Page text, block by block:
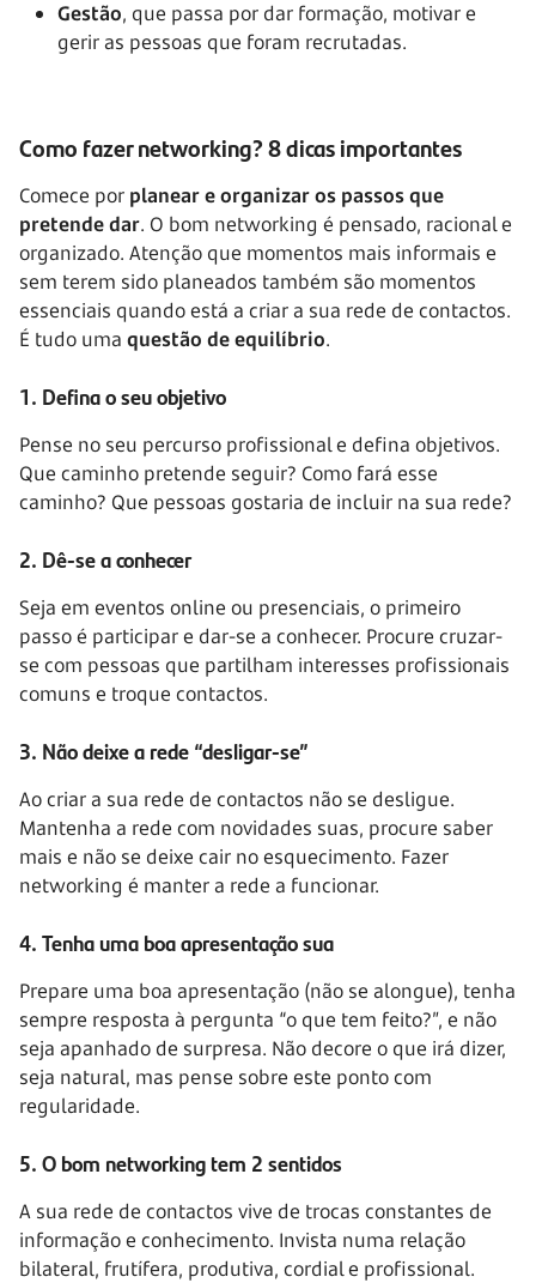
Gestão, que passa por dar formação, motivar e
gerir as pessoas que foram recrutadas.
Como fazer networking? 8 dicas importantes
Comece por planear e organizar os passos que
pretende dar. O bom networking é pensado, racional e
organizado. Atenção que momentos mais informais e
sem terem sido planeados também são momentos
essenciais quando está a criar a sua rede de contactos.
É tudo uma questão de equilíbrio.
1. Defina o seu objetivo
Pense no seu percurso profissional e defina objetivos.
Que caminho pretende seguir? Como fará esse
caminho? Que pessoas gostaria de incluir na sua rede?
2. Dê-se a conhecer
Seja em eventos online ou presenciais, o primeiro
passo é participar e dar-se a conhecer. Procure cruzar-
se com pessoas que partilham interesses profissionais
comuns e troque contactos.
3. Não deixe a rede “desligar-se”
Ao criar a sua rede de contactos não se desligue.
Mantenha a rede com novidades suas, procure saber
mais e não se deixe cair no esquecimento. Fazer
networking é manter a rede a funcionar.
4. Tenha uma boa apresentação sua
Prepare uma boa apresentação (não se alongue), tenha
sempre resposta à pergunta “o que tem feito?”, e não
seja apanhado de surpresa. Não decore o que irá dizer,
seja natural, mas pense sobre este ponto com
regularidade.
5. O bom networking tem 2 sentidos
A sua rede de contactos vive de trocas constantes de
informação e conhecimento. Invista numa relação
bilateral, frutífera, produtiva, cordial e profissional.